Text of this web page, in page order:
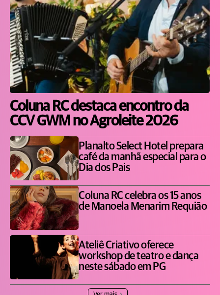
Coluna RC destaca encontro da
CCV GWM no Agroleite 2026
Planalto Select Hotel prepara
café da manhã especial para o
Dia dos Pais
Coluna RC celebra os 15 anos
de Manoela Menarim Requião
Ateliê Criativo oferece
workshop de teatro e dança
neste sábado em PG